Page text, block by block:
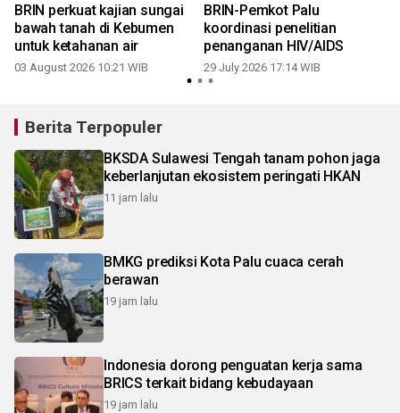
BRIN perkuat kajian sungai
bawah tanah di Kebumen
untuk ketahanan air
03 August 2026 10:21 WIB
BRIN-Pemkot Palu
koordinasi penelitian
penanganan HIV/AIDS
29 July 2026 17:14 WIB
Berita Terpopuler
BKSDA Sulawesi Tengah tanam pohon jaga
keberlanjutan ekosistem peringati HKAN
11 jam lalu
BMKG prediksi Kota Palu cuaca cerah
berawan
19 jam lalu
Indonesia dorong penguatan kerja sama
BRICS terkait bidang kebudayaan
19 jam lalu